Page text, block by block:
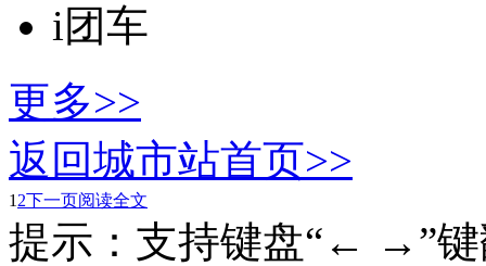
i团车
更多>>
返回城市站首页>>
1 2下一页阅读全文
提示：支持键盘“← →”键